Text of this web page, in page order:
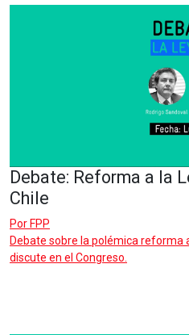
Debate: Reforma a la
Chile
PorFPP
Debate sobre la polémica reforma
discute en el Congreso.